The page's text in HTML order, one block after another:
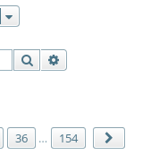
Поиск
36 … 154